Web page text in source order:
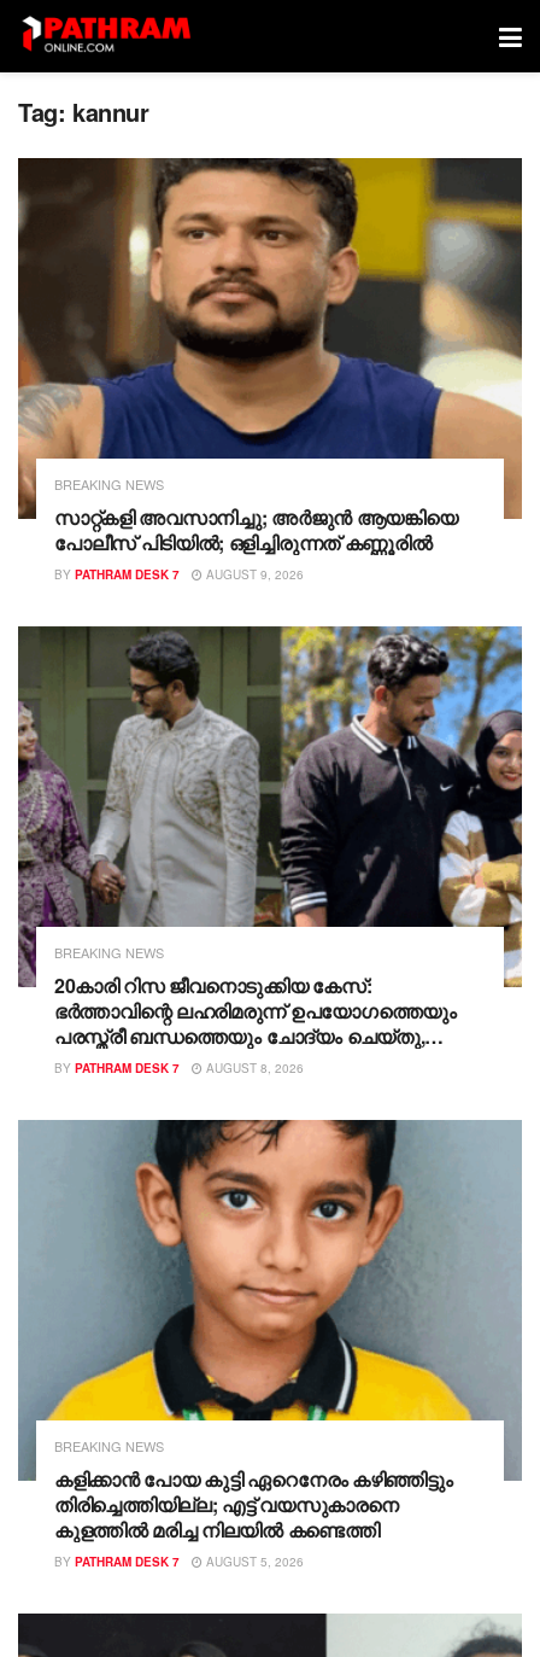
Tag: kannur
BREAKING NEWS
സാറ്റ്കളി അവസാനിച്ചു; അർജുൻ ആയങ്കിയെ
പോലീസ് പിടിയിൽ; ഒളിച്ചിരുന്നത് കണ്ണൂരിൽ
BY PATHRAM DESK 7 AUGUST 9, 2026
BREAKING NEWS
20കാരി റിസ ജീവനൊടുക്കിയ കേസ്:
ഭർത്താവിന്റെ ലഹരിമരുന്ന് ഉപയോഗത്തെയും
പരസ്ത്രീ ബന്ധത്തെയും ചോദ്യം ചെയ്തു,
തുടർന്ന് നിരന്തര മാനസിക-ശാരീരിക പീഡനം;
നീക്കമാരംഭിച്ചു
BY PATHRAM DESK 7 AUGUST 8, 2026
BREAKING NEWS
കളിക്കാൻ പോയ കുട്ടി ഏറെനേരം കഴിഞ്ഞിട്ടും
തിരിച്ചെത്തിയില്ല; എട്ട് വയസുകാരനെ
കുളത്തിൽ മരിച്ച നിലയിൽ കണ്ടെത്തി
BY PATHRAM DESK 7 AUGUST 5, 2026